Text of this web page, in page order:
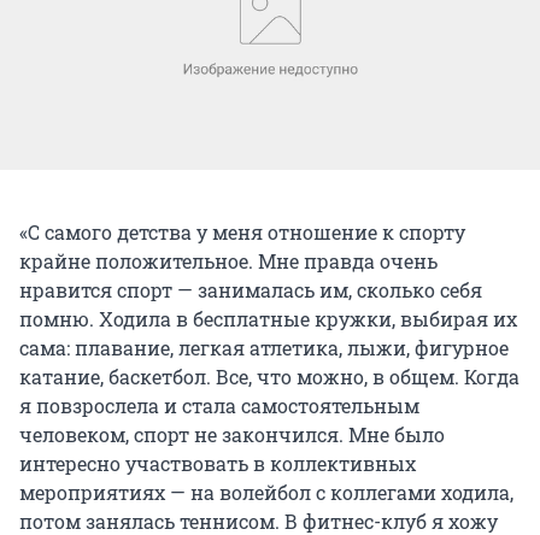
«С самого детства у меня отношение к спорту
крайне положительное. Мне правда очень
нравится спорт — занималась им, сколько себя
помню. Ходила в бесплатные кружки, выбирая их
сама: плавание, легкая атлетика, лыжи, фигурное
катание, баскетбол. Все, что можно, в общем. Когда
я повзрослела и стала самостоятельным
человеком, спорт не закончился. Мне было
интересно участвовать в коллективных
мероприятиях — на волейбол с коллегами ходила,
потом занялась теннисом. В фитнес-клуб я хожу